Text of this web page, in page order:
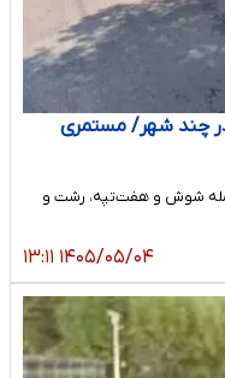
چند شهر/ مستمری
جمله شوش و هفت‌تپه، رشت و
۱۴۰۵/۰۵/۰۴ ۱۳:۱۱